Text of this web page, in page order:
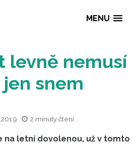
MENU
levně
jen snem
2 minuty čtení
na letní dovolenou, už v tomto